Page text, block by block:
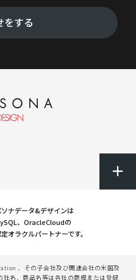
をする
ソナデータ&デザインは
、OracleCloudの
オラクルパートナーです。
、その子会社及び関連会社の米国及
名、商品名等は各社の商標または登録